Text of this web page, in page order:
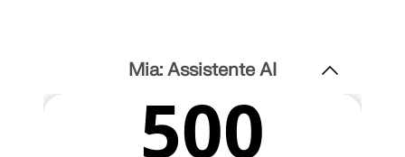
Mia: Assistente AI